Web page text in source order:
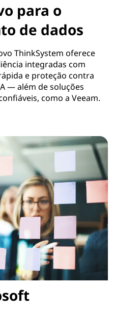
para o
de dados
ThinkSystem oferece
integradas com
e proteção contra
— além de soluções
como a Veeam.